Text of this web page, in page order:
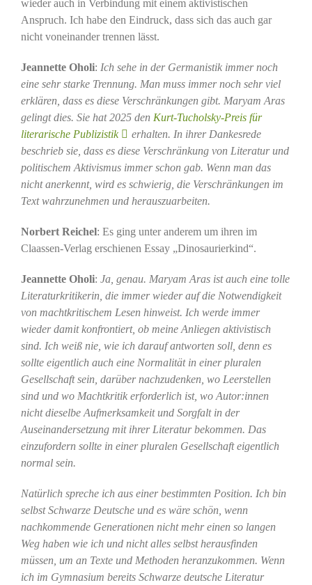
wieder auch in Verbindung mit einem aktivistischen
Anspruch. Ich habe den Eindruck, dass sich das auch gar
nicht voneinander trennen lässt.
Jeannette Oholi: Ich sehe in der Germanistik immer noch
eine sehr starke Trennung. Man muss immer noch sehr viel
erklären, dass es diese Verschränkungen gibt. Maryam Aras
gelingt dies. Sie hat 2025 den Kurt-Tucholsky-Preis für
literarische Publizistik
erhalten. In ihrer Dankesrede
beschrieb sie, dass es diese Verschränkung von Literatur und
politischem Aktivismus immer schon gab. Wenn man das
nicht anerkennt, wird es schwierig, die Verschränkungen im
Text wahrzunehmen und herauszuarbeiten.
Norbert Reichel: Es ging unter anderem um ihren im
Claassen-Verlag erschienen Essay „Dinosaurierkind“.
Jeannette Oholi: Ja, genau. Maryam Aras ist auch eine tolle
Literaturkritikerin, die immer wieder auf die Notwendigkeit
von machtkritischem Lesen hinweist. Ich werde immer
wieder damit konfrontiert, ob meine Anliegen aktivistisch
sind. Ich weiß nie, wie ich darauf antworten soll, denn es
sollte eigentlich auch eine Normalität in einer pluralen
Gesellschaft sein, darüber nachzudenken, wo Leerstellen
sind und wo Machtkritik erforderlich ist, wo Autor:innen
nicht dieselbe Aufmerksamkeit und Sorgfalt in der
Auseinandersetzung mit ihrer Literatur bekommen. Das
einzufordern sollte in einer pluralen Gesellschaft eigentlich
normal sein.
Natürlich spreche ich aus einer bestimmten Position. Ich bin
selbst Schwarze Deutsche und es wäre schön, wenn
nachkommende Generationen nicht mehr einen so langen
Weg haben wie ich und nicht alles selbst herausfinden
müssen, um an Texte und Methoden heranzukommen. Wenn
ich im Gymnasium bereits Schwarze deutsche Literatur